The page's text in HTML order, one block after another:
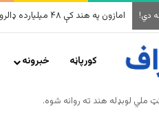
دي! په وینزویلا کې زورورو زلزلو پراخ
کورپاڼه خبرونه
ملي لوبډله هند ته روانه شوه.